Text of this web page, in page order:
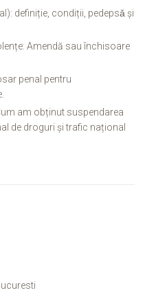
definiție, condiții, pedepsǎ și
Amendă sau închisoare
penal pentru
am obținut suspendarea
de droguri și trafic național